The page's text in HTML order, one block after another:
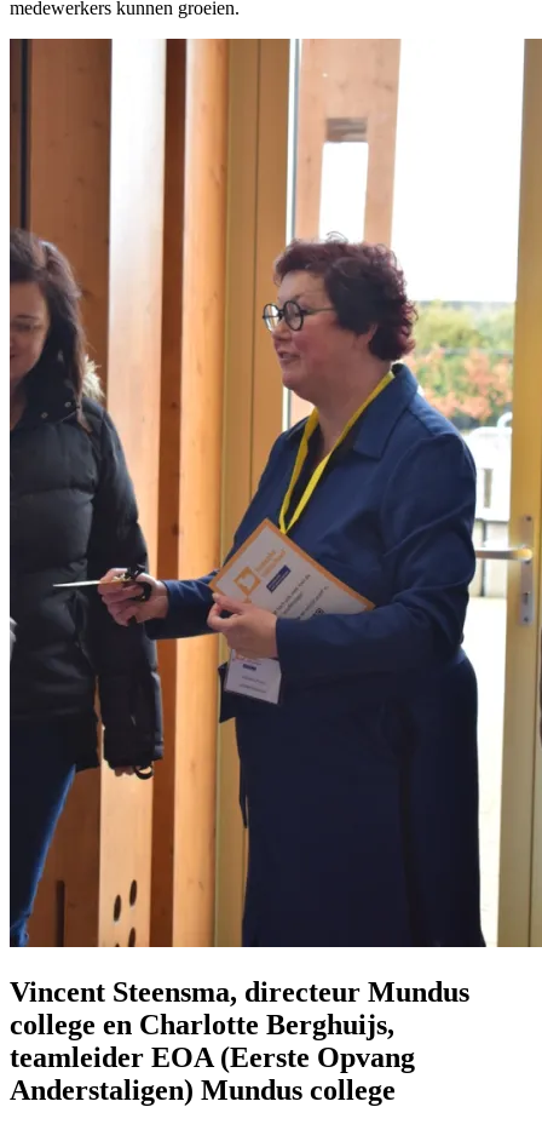
medewerkers kunnen groeien.
Vincent Steensma, directeur Mundus
college en Charlotte Berghuijs,
teamleider EOA (Eerste Opvang
Anderstaligen) Mundus college